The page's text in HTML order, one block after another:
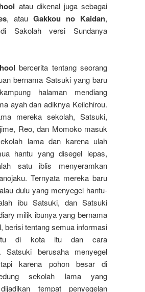
atau dikenal juga sebagai
, atau Gakkou no Kaidan,
Sakolah versi Sundanya
bercerita tentang seorang
bernama Satsuki yang baru
halaman mendiang
ayah dan adiknya Keiichirou.
mereka sekolah, Satsuki,
Reo, dan Momoko masuk
lama dan karena ulah
hantu yang disegel lepas,
satu iblis menyeramkan
Ternyata mereka baru
dulu yang menyegel hantu-
ibu Satsuki, dan Satsuki
milik ibunya yang bernama
berisi tentang semua informasi
di kota itu dan cara
Satsuki berusaha menyegel
tapi karena pohon besar di
sekolah lama yang
tempat penyegelan